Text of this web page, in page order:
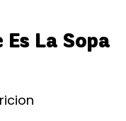
Es La Sopa